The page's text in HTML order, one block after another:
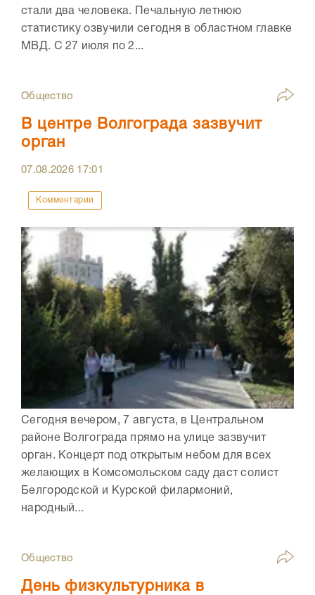
стали два человека. Печальную летнюю
статистику озвучили сегодня в областном главке
МВД. С 27 июля по 2...
Общество
В центре Волгограда зазвучит
орган
07.08.2026 17:01
Комментарии
Сегодня вечером, 7 августа, в Центральном
районе Волгограда прямо на улице зазвучит
орган. Концерт под открытым небом для всех
желающих в Комсомольском саду даст солист
Белгородской и Курской филармоний,
народный...
Общество
День физкультурника в